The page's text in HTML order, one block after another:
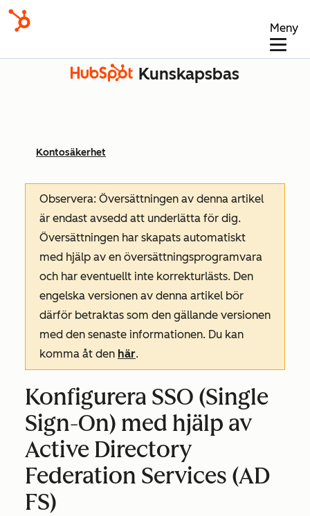
Meny
Kunskapsbas
Kontosäkerhet
Observera: Översättningen av denna artikel
är endast avsedd att underlätta för dig.
Översättningen har skapats automatiskt
med hjälp av en översättningsprogramvara
och har eventuellt inte korrekturlästs. Den
engelska versionen av denna artikel bör
därför betraktas som den gällande versionen
med den senaste informationen. Du kan
komma åt den här.
Konfigurera SSO (Single
Sign-On) med hjälp av
Active Directory
Federation Services (AD
FS)